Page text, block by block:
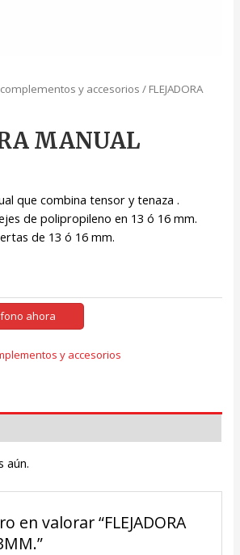
y accesorios / FLEJADORA
MANUAL
que combina tensor y tenaza .
de polipropileno en 13 ó 16 mm.
de 13 ó 16 mm.
ahora
y accesorios
aún.
en valorar “FLEJADORA